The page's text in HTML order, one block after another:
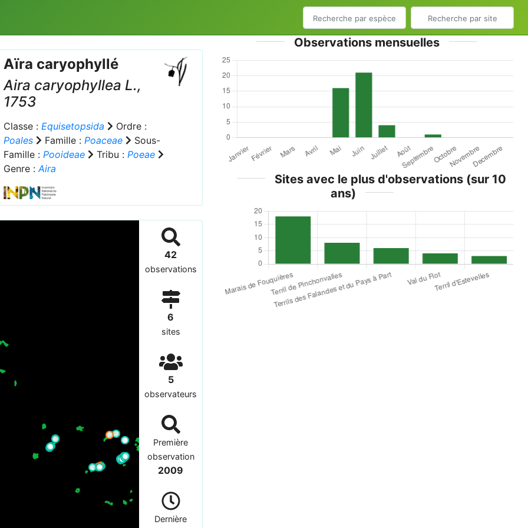
Aïra caryophyllé
Aira caryophyllea L.,
1753
Classe : Equisetopsida
Ordre :
Poales
Famille : Poaceae
Sous-
Famille : Pooideae Tribu : Poeae
Genre :Aira
42
observations
6
sites
5
observateurs
Première
observation
2009
Dernière
Observations mensuelles
Sites avec le plus d'observations (sur 10
ans)